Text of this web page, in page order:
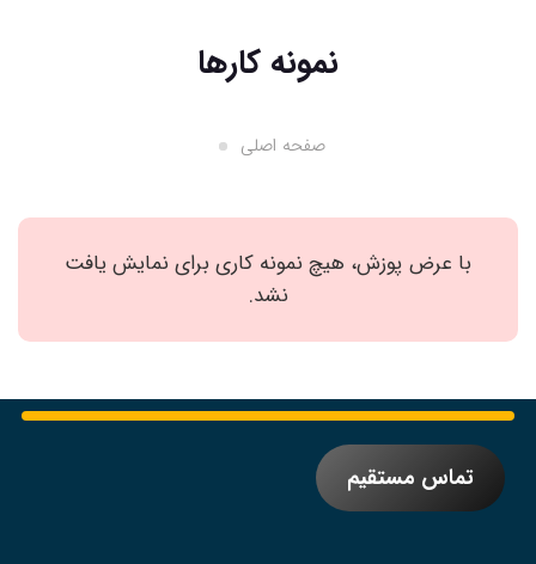
نمونه کارها
صفحه اصلی
با عرض پوزش، هیچ نمونه کاری برای نمایش یافت
نشد.
تماس مستقیم